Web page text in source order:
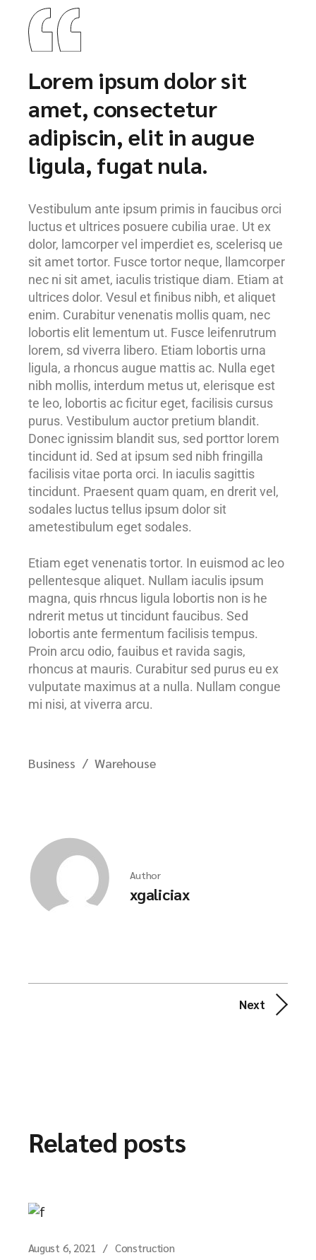
Lorem ipsum dolor sit
amet, consectetur
adipiscin, elit in augue
ligula, fugat nula.
Vestibulum ante ipsum primis in faucibus orci
luctus et ultrices posuere cubilia urae. Ut ex
dolor, lamcorper vel imperdiet es, scelerisq ue
sit amet tortor. Fusce tortor neque, llamcorper
nec ni sit amet, iaculis tristique diam. Etiam at
ultrices dolor. Vesul et finibus nibh, et aliquet
enim. Curabitur venenatis mollis quam, nec
lobortis elit lementum ut. Fusce leifenrutrum
lorem, sd viverra libero. Etiam lobortis urna
ligula, a rhoncus augue mattis ac. Nulla eget
nibh mollis, interdum metus ut, elerisque est
te leo, lobortis ac ficitur eget, facilisis cursus
purus. Vestibulum auctor pretium blandit.
Donec ignissim blandit sus, sed porttor lorem
tincidunt id. Sed at ipsum sed nibh fringilla
facilisis vitae porta orci. In iaculis sagittis
tincidunt. Praesent quam quam, en drerit vel,
sodales luctus tellus ipsum dolor sit
ametestibulum eget sodales.
Etiam eget venenatis tortor. In euismod ac leo
pellentesque aliquet. Nullam iaculis ipsum
magna, quis rhncus ligula lobortis non is he
ndrerit metus ut tincidunt faucibus. Sed
lobortis ante fermentum facilisis tempus.
Proin arcu odio, fauibus et ravida sagis,
rhoncus at mauris. Curabitur sed purus eu ex
vulputate maximus at a nulla. Nullam congue
mi nisi, at viverra arcu.
Business Warehouse
Author
xgaliciax
Next
Related posts
August 6, 2021 Construction